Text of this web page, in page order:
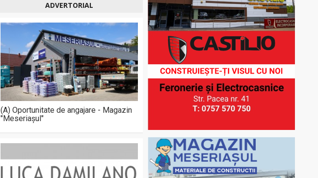
ADVERTORIAL
(A) Oportunitate de angajare - Magazin
"Meseriașul"